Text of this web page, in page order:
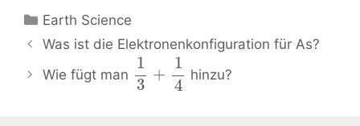
Kategorien
Earth Science
Beitrags-
Was ist die Elektronenkonfiguration für As?
Wie fügt man
1
3
+
1
4
hinzu?